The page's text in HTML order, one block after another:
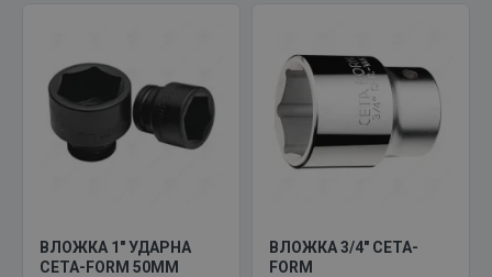
ВЛОЖКА 1" УДАРНА
CETA-FORM 50ММ
ВЛОЖКА 3/4" CETA-
FORM